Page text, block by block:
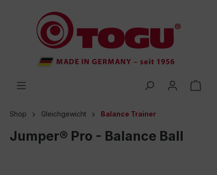
springen
Shop Gleichgewicht Balance Trainer
Jumper® Pro - Balance Ball